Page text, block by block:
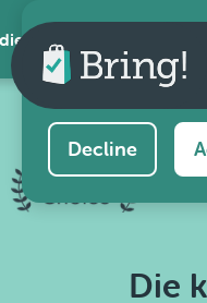
AppThis website uses
best experience on
Decline
Die